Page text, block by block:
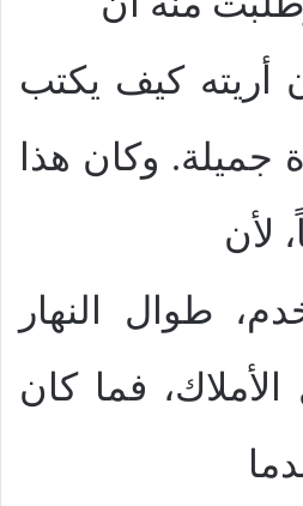
أريته كيف يكتب
جميلة. وكان هذا
لأن
طوال النهار
فما كان